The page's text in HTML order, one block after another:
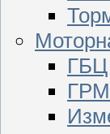
ГБЦ
ГРМ